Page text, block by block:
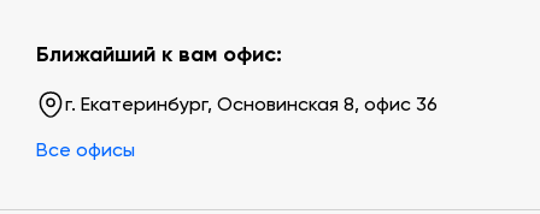
Ближайший к вам офис:
г. Екатеринбург, Основинская 8, офис 36
Все офисы